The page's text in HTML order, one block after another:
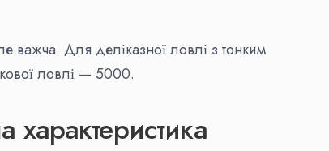
важча. Для деліказної ловлі з тонким
ловлі — 5000.